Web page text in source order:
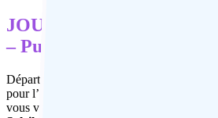
JOUR 4: Bhubaneshwar
– Puri (110 Km, environ
Départ le matin pour
pour l’artisanat du patchwork. Continuez
vous visitez les ruines de la grandiose